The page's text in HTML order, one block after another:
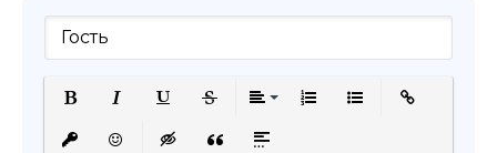
Подчеркнутый